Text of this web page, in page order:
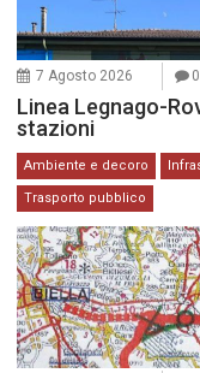
7 Agosto 2026 0
Linea Legnago-
stazioni
Ambiente e decoro
Trasporto pubblico